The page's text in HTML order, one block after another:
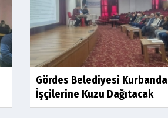
Gördes Belediyesi Kurbanda
İşçilerine Kuzu Dağıtacak